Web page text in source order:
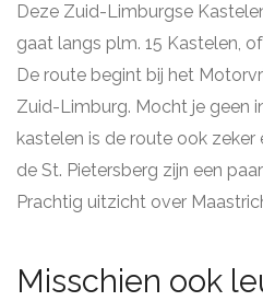
Deze Zuid-Limburgse
gaat langs plm. 15 Kastelen,
De route begint bij het
Zuid-Limburg. Mocht je geen
kastelen is de route ook zeker
de St. Pietersberg zijn een
Prachtig uitzicht over
Misschien ook